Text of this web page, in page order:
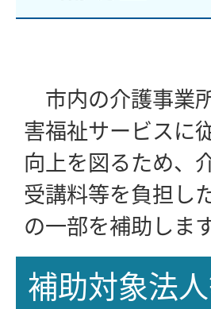
市内の介護事業
害福祉サービスに
向上を図るため、
受講料等を負担し
の一部を補助します
補助対象法